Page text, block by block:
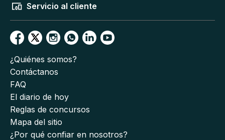
Servicio al cliente
¿Quiénes somos?
Contáctanos
FAQ
El diario de hoy
Reglas de concursos
Mapa del sitio
¿Por qué confiar en nosotros?